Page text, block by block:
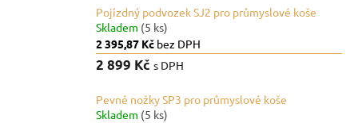
Pojízdný podvozek SJ2 pro průmyslové koše
Skladem (5 ks)
2 395,87 Kč bez DPH
2 899 Kč s DPH
Pevné nožky SP3 pro průmyslové koše
Skladem (5 ks)